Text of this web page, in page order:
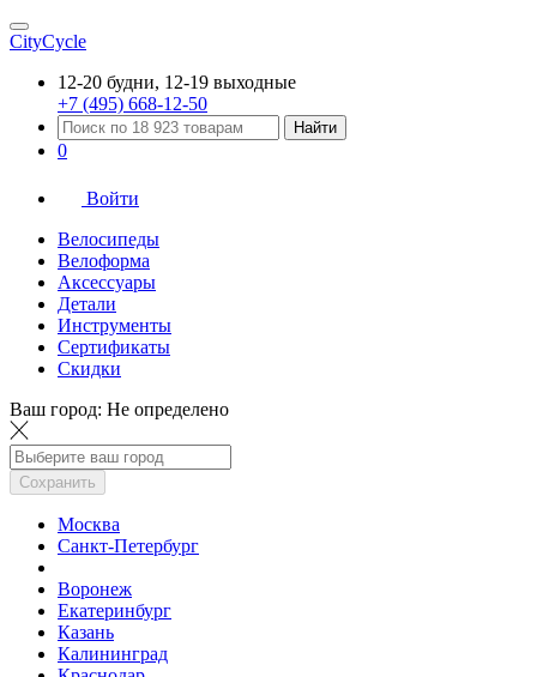
CityCycle
12-20 будни, 12-19 выходные
+7 (495) 668-12-50
Найти
0
Войти
Велосипеды
Велоформа
Аксессуары
Детали
Инструменты
Сертификаты
Скидки
Ваш город: Не определено
Сохранить
Москва
Санкт-Петербург
Воронеж
Екатеринбург
Казань
Калининград